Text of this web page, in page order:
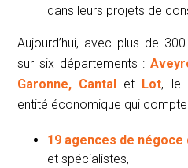
dans leurs projets de
Aujourd’hui, avec plus de
sur six départements :
Garonne, Cantal et Lot, le
entité économique qui compte
19 agences de négoce
et spécialistes,